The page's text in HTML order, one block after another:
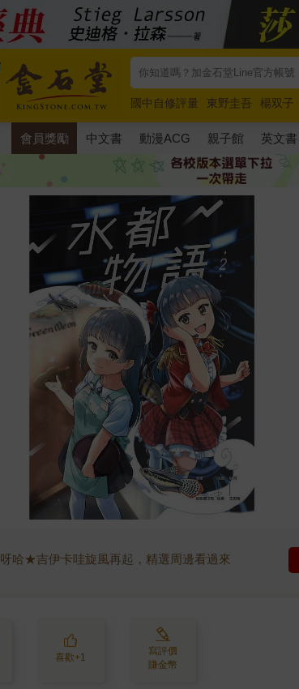
國中自修評量 東野圭吾 楊双子
唯紅花綻放
奧德賽 路邊攤新作
會員獎勵 中文書 動漫ACG 親子館 英文書
呀哈★吉伊卡哇旋風再起，精選周邊看過來
喜歡+1
寫評價
賺金幣